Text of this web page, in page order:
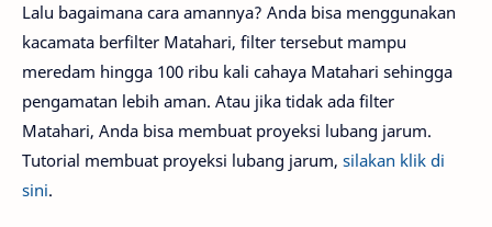
Lalu bagaimana cara amannya? Anda bisa menggunakan
kacamata berfilter Matahari, filter tersebut mampu
meredam hingga 100 ribu kali cahaya Matahari sehingga
pengamatan lebih aman. Atau jika tidak ada filter
Matahari, Anda bisa membuat proyeksi lubang jarum.
Tutorial membuat proyeksi lubang jarum, silakan klik di
sini.